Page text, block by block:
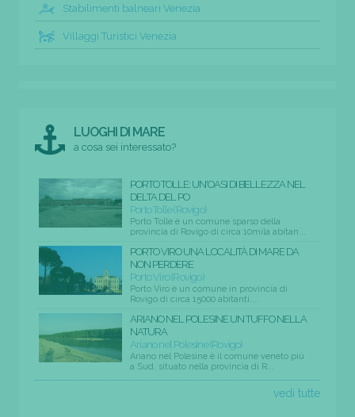
Stabilimenti balneari Venezia
Villaggi Turistici Venezia
LUOGHI DI MARE
a cosa sei interessato?
PORTO TOLLE: UN'OASI DI BELLEZZA NEL
DELTA DEL PO
Porto Tolle (Rovigo)
Porto Tolle è un comune sparso della
provincia di Rovigo di circa 10mila abitan...
PORTO VIRO UNA LOCALITÀ DI MARE DA
NON PERDERE
Porto Viro (Rovigo)
Porto Viro è un comune in provincia di
Rovigo di circa 15000 abitanti....
ARIANO NEL POLESINE UN TUFFO NELLA
NATURA
Ariano nel Polesine (Rovigo)
Ariano nel Polesine è il comune veneto più
a Sud, situato nella provincia di R...
vedi tutte